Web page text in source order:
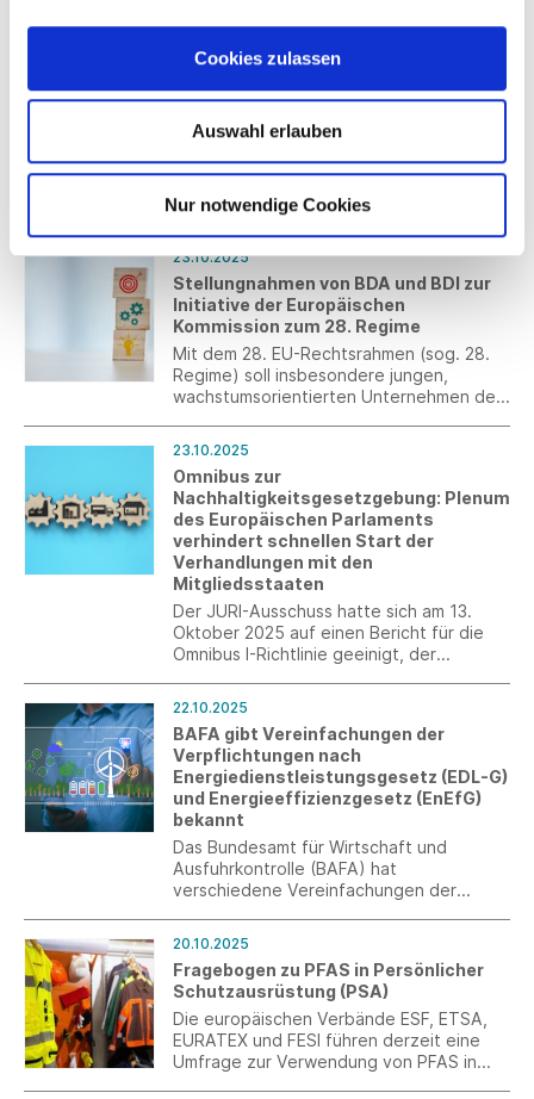
Cookies zulassen
Auswahl erlauben
Nur notwendige Cookies
(XAI) bis Generatives Design.
27.10.2025
Land plant neuen
trifft Start-up
Mit dem Innovationsgutschein
„Mittelstand trifft Start-up“ unterstützt
das Ministerium für Wirtschaft, Arbeit und
Start-ups.
23.10.2025
Stellungnahmen von BDA und BDI zur
Initiative der Europäischen
Kommission zum 28. Regime
Mit dem 28. EU-Rechtsrahmen (sog. 28.
Regime) soll insbesondere jungen,
wachstumsorientierten Unternehmen der
Europäische Parlament bereitet hierzu
aktuell einen Initiativbericht vor. Die EU-
Kommission plant die Veröffentlichung
eines konkreten Legislativvorschlags für
Frühjahr 2026.
23.10.2025
Omnibus zur
Nachhaltigkeitsgesetzgebung: Plenum
des Europäischen Parlaments
verhindert schnellen Start der
Verhandlungen mit den
Mitgliedsstaaten
Der JURI-Ausschuss hatte sich am 13.
Oktober 2025 auf einen Bericht für die
Omnibus I-Richtlinie geeinigt, der
Nachhaltigkeitsgesetzgebung
beinhaltete. Das Plenum des
Europäischen Parlaments lehnte am 22.
Oktober 2025 den Bericht des
Rechtsausschusses ab.
22.10.2025
BAFA gibt Vereinfachungen der
Verpflichtungen nach
Energiedienstleistungsgesetz (EDL-G)
und Energieeffizienzgesetz (EnEfG)
bekannt
Das Bundesamt für Wirtschaft und
Ausfuhrkontrolle (BAFA) hat
verschiedene Vereinfachungen der
20.10.2025
Fragebogen zu PFAS in Persönlicher
Schutzausrüstung (PSA)
Die europäischen Verbände ESF, ETSA,
EURATEX und FESI führen derzeit eine
Umfrage zur Verwendung von PFAS in